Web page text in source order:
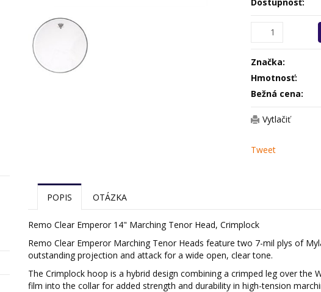
Značka:
Hmotnosť:
Bežná cena:
Vytlačiť
Tweet
POPIS OTÁZKA
Remo Clear Emperor 14" Marching Tenor Head, Crimplock
Remo Clear Emperor Marching Tenor Heads feature two 7-mil plys of
outstanding projection and attack for a wide open, clear tone.
The Crimplock hoop is a hybrid design combining a crimped leg over the
film into the collar for added strength and durability in high-tension